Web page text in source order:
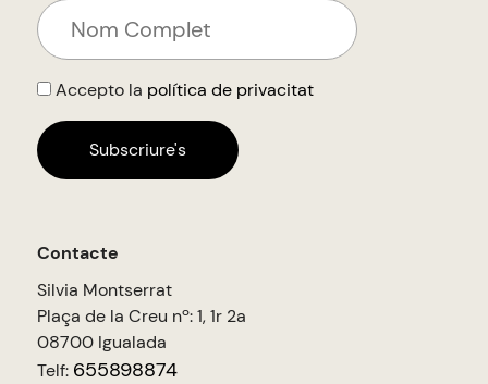
Accepto la política de privacitat
Contacte
Silvia Montserrat
Plaça de la Creu nº: 1, 1r 2a
08700 Igualada
Telf: 655898874